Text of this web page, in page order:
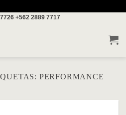
+562 2889 7717
PERFORMANCE